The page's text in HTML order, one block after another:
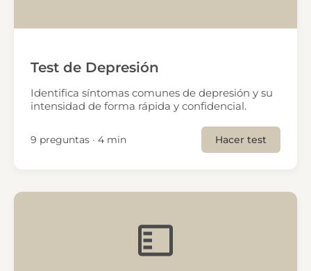
Test de Depresión
Identifica síntomas comunes de depresión y su
intensidad de forma rápida y confidencial.
9 preguntas · 4 min Hacer test